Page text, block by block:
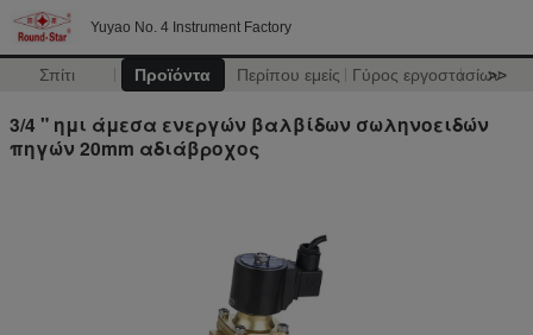
Yuyao No. 4 Instrument Factory
Σπίτι Προϊόντα Περίπου εμείς Γύρος εργοστασίων
>>
3/4 " ημι άμεσα ενεργών βαλβίδων σωληνοειδών
πηγών 20mm αδιάβροχος